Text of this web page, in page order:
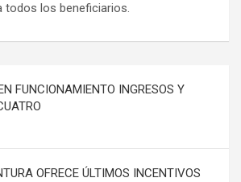
todos los beneficiarios.
FUNCIONAMIENTO INGRESOS Y
OFRECE ÚLTIMOS INCENTIVOS